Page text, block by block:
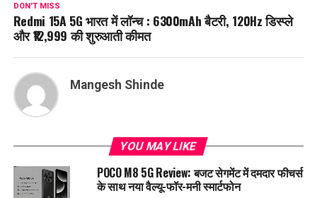
DON'T MISS
Redmi 15A 5G भारत में लॉन्च : 6300mAh बैटरी, 120Hz डिस्प्ले
और ₹12,999 की शुरुआती कीमत
Mangesh Shinde
YOU MAY LIKE
POCO M8 5G Review: बजट सेगमेंट में दमदार फीचर्स
के साथ नया वैल्यू-फॉर-मनी स्मार्टफोन